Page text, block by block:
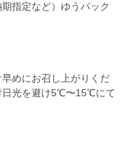
指定など）ゆうパック
めにお召し上がりくだ
日光を避け5℃〜15℃にて